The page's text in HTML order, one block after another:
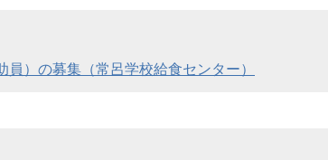
）の募集（常呂学校給食センター）